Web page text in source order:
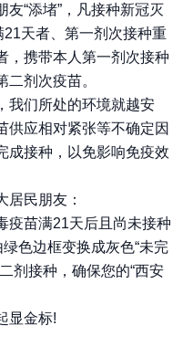
“添堵”，凡接种新冠灭
天者、第一剂次接种重
，携带本人第一剂次接种
剂次疫苗。
们所处的环境就越安
供应相对紧张等不确定因
成接种，以免影响免疫效
民朋友：
苗满21天后且尚未接种
色边框变换成灰色“未完
剂接种，确保您的“西安
显金标!